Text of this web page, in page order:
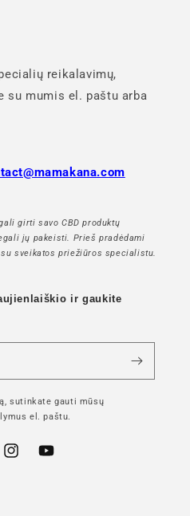
reikalavimų,
su mumis el. paštu arba
girti savo CBD produktų
jų pakeisti. Prieš pradėdami
sveikatos priežiūros specialistu.
ir gaukite
sutinkate gauti mūsų
el. paštu.
"Instagram""YouTube"